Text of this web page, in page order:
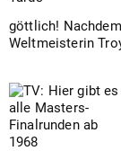
göttlich!
Weltmeisterin